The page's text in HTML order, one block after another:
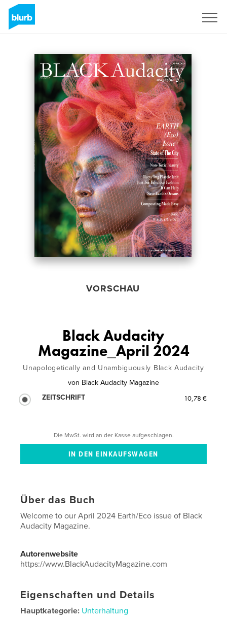
VORSCHAU
Black Audacity
Magazine_April 2024
Unapologetically and Unambiguously Black Audacity
von Black Audacity Magazine
ZEITSCHRIFT
10,78 €
Die MwSt. wird an der Kasse aufgeschlagen.
Über das Buch
Welcome to our April 2024 Earth/Eco issue of Black
Audacity Magazine.
Autorenwebsite
https://www.BlackAudacityMagazine.com
Eigenschaften und Details
Hauptkategorie: Unterhaltung